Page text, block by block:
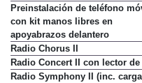
Preinstalación de teléfono
con kit manos libres en
apoyabrazos delantero
Radio Chorus II
Radio Concert II con lector de
Radio Symphony II (inc.